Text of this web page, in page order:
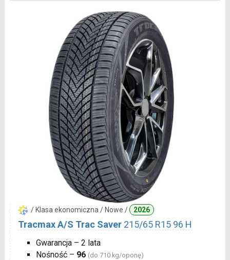
/ Klasa ekonomiczna / Nowe / 2026
Tracmax A/S Trac Saver 215/65 R15 96 H
Gwarancja – 2 lata
Nośność – 96 (do 710 kg/oponę)